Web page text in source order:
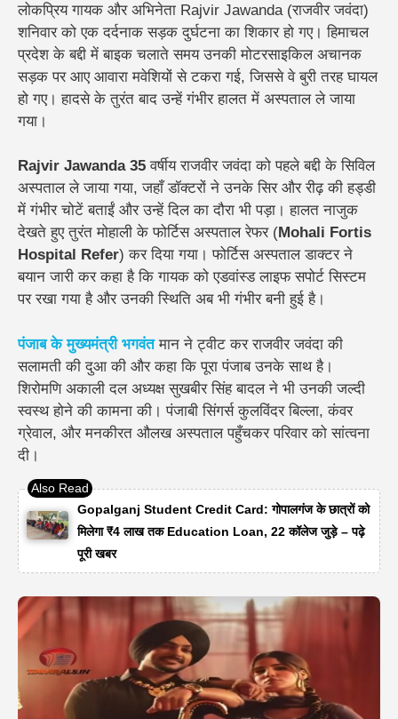
लोकप्रिय गायक और अभिनेता Rajvir Jawanda (राजवीर जवंदा)
शनिवार को एक दर्दनाक सड़क दुर्घटना का शिकार हो गए। हिमाचल
प्रदेश के बद्दी में बाइक चलाते समय उनकी मोटरसाइकिल अचानक
सड़क पर आए आवारा मवेशियों से टकरा गई, जिससे वे बुरी तरह घायल
हो गए। हादसे के तुरंत बाद उन्हें गंभीर हालत में अस्पताल ले जाया
गया।
Rajvir Jawanda 35 वर्षीय राजवीर जवंदा को पहले बद्दी के सिविल
अस्पताल ले जाया गया, जहाँ डॉक्टरों ने उनके सिर और रीढ़ की हड्डी
में गंभीर चोटें बताईं और उन्हें दिल का दौरा भी पड़ा। हालत नाजुक
देखते हुए तुरंत मोहाली के फोर्टिस अस्पताल रेफर (Mohali Fortis
Hospital Refer) कर दिया गया। फोर्टिस अस्पताल डाक्टर ने
बयान जारी कर कहा है कि गायक को एडवांस्ड लाइफ सपोर्ट सिस्टम
पर रखा गया है और उनकी स्थिति अब भी गंभीर बनी हुई है।
पंजाब के मुख्यमंत्री भगवंतमान ने ट्वीट कर राजवीर जवंदा की
सलामती की दुआ की और कहा कि पूरा पंजाब उनके साथ है।
शिरोमणि अकाली दल अध्यक्षसुखबीर सिंह बादलने भी उनकी जल्दी
स्वस्थ होने की कामना की।पंजाबी सिंगर्सकुलविंदर बिल्ला,कंवर
ग्रेवाल, औरमनकीरत औलखअस्पताल पहुँचकर परिवार को सांत्वना
दी।
Gopalganj Student Credit Card: गोपालगंज के छात्रों को
मिलेगा ₹4 लाख तक Education Loan, 22 कॉलेज जुड़े – पढ़े
पूरी खबर